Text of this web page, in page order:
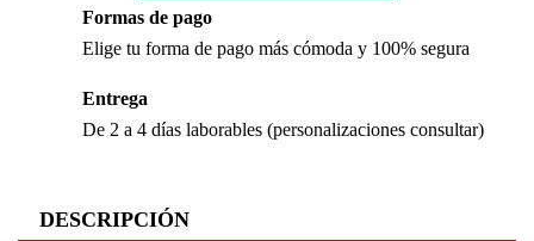
Formas de pago
Elige tu forma de pago más cómoda y 100% segura
Entrega
De 2 a 4 días laborables (personalizaciones consultar)
DESCRIPCIÓN